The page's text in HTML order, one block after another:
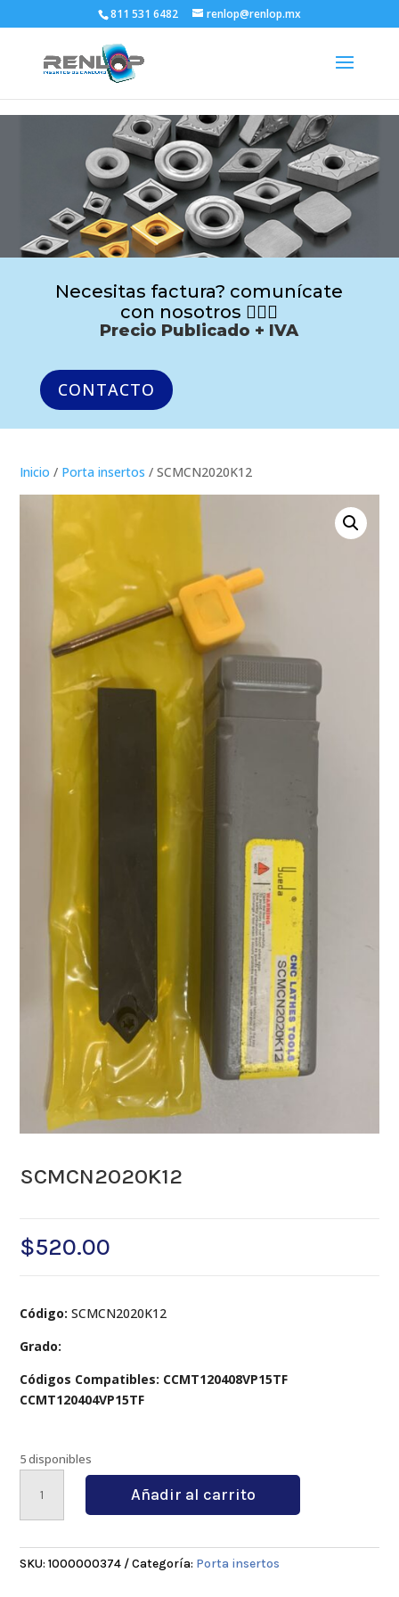
811 531 6482 renlop@renlop.mx
Necesitas factura? comunícate
con nosotros 🙋🏻‍♂️
Precio Publicado + IVA
CONTACTO
Inicio / Porta insertos / SCMCN2020K12
SCMCN2020K12
$520.00
Código: SCMCN2020K12
Grado:
Códigos Compatibles: CCMT120408VP15TF
CCMT120404VP15TF
5 disponibles
SCMCN2020K12
cantidad
Añadir al carrito
SKU:1000000374 Categoría: Porta insertos